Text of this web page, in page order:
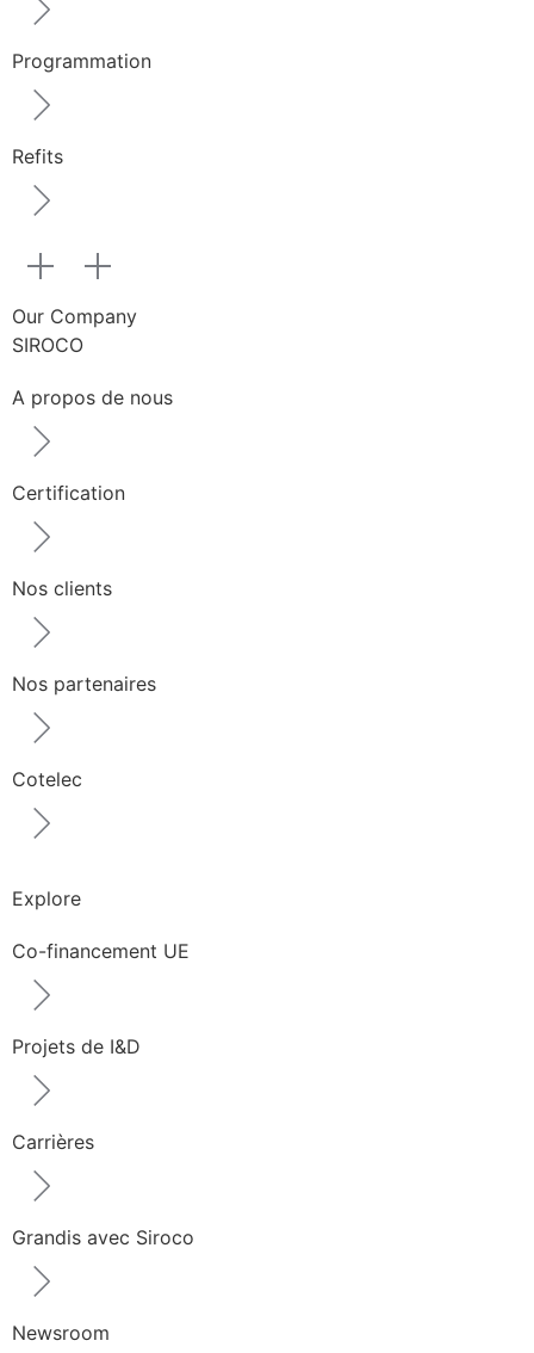
Programmation
Refits
Our Company
SIROCO
A propos de nous
Certification
Nos clients
Nos partenaires
Cotelec
Explore
Co-financement UE
Projets de I&D
Carrières
Grandis avec Siroco
Newsroom